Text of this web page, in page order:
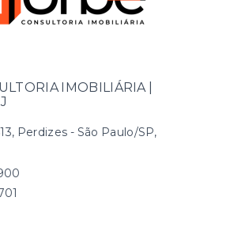
IMOBILIÁRIA |
Perdizes - São Paulo/SP,